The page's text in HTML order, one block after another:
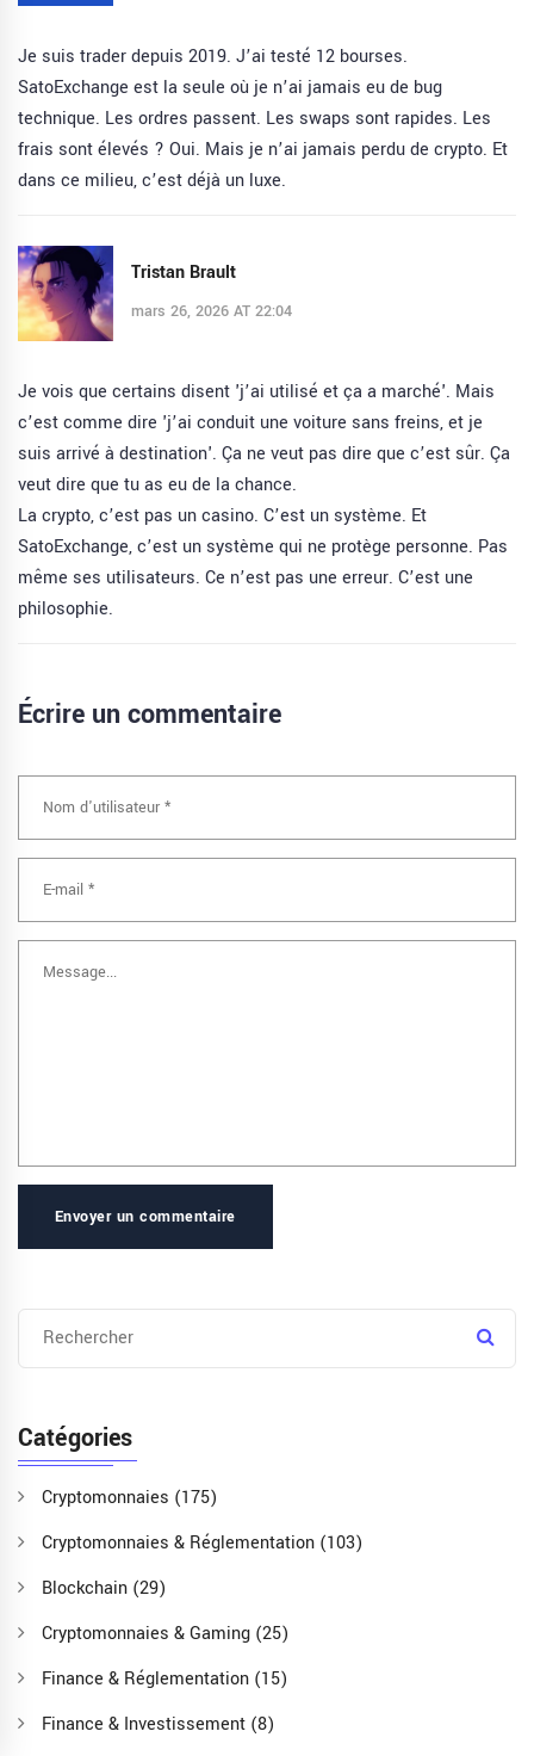
Je suis trader depuis 2019. J’ai testé 12 bourses.
SatoExchange est la seule où je n’ai jamais eu de bug
technique. Les ordres passent. Les swaps sont rapides. Les
frais sont élevés ? Oui. Mais je n’ai jamais perdu de crypto. Et
dans ce milieu, c’est déjà un luxe.
Tristan Brault
mars 26, 2026 AT 22:04
Je vois que certains disent 'j’ai utilisé et ça a marché'. Mais
c’est comme dire 'j’ai conduit une voiture sans freins, et je
suis arrivé à destination'. Ça ne veut pas dire que c’est sûr. Ça
veut dire que tu as eu de la chance.
La crypto, c’est pas un casino. C’est un système. Et
SatoExchange, c’est un système qui ne protège personne. Pas
même ses utilisateurs. Ce n’est pas une erreur. C’est une
philosophie.
Écrire un commentaire
Envoyer un commentaire
Catégories
Cryptomonnaies (175)
Cryptomonnaies & Réglementation (103)
Blockchain (29)
Cryptomonnaies & Gaming (25)
Finance & Réglementation (15)
Finance & Investissement (8)